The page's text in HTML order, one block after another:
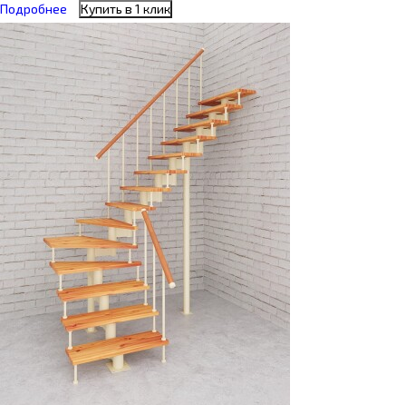
Подробнее
Купить в 1 клик